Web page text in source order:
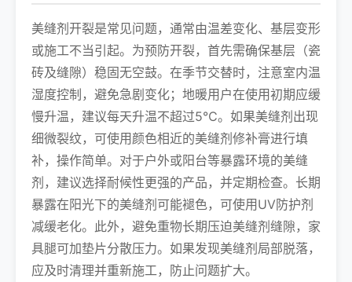
美缝剂开裂是常见问题，通常由温差变化、基层变形
或施工不当引起。为预防开裂，首先需确保基层（瓷
砖及缝隙）稳固无空鼓。在季节交替时，注意室内温
湿度控制，避免急剧变化；地暖用户在使用初期应缓
慢升温，建议每天升温不超过5℃。如果美缝剂出现
细微裂纹，可使用颜色相近的美缝剂修补膏进行填
补，操作简单。对于户外或阳台等暴露环境的美缝
剂，建议选择耐候性更强的产品，并定期检查。长期
暴露在阳光下的美缝剂可能褪色，可使用UV防护剂
减缓老化。此外，避免重物长期压迫美缝剂缝隙，家
具腿可加垫片分散压力。如果发现美缝剂局部脱落，
应及时清理并重新施工，防止问题扩大。